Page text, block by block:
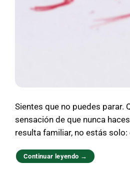
Sientes que no puedes parar.
sensación de que nunca
resulta familiar, no estás
Continuar leyendo →